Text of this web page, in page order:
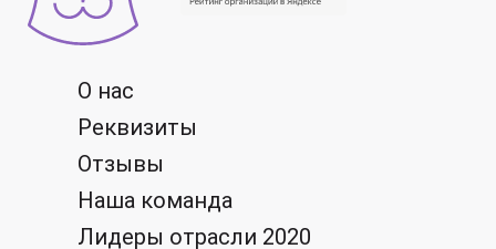
О нас
Реквизиты
Отзывы
Наша команда
Лидеры отрасли 2020